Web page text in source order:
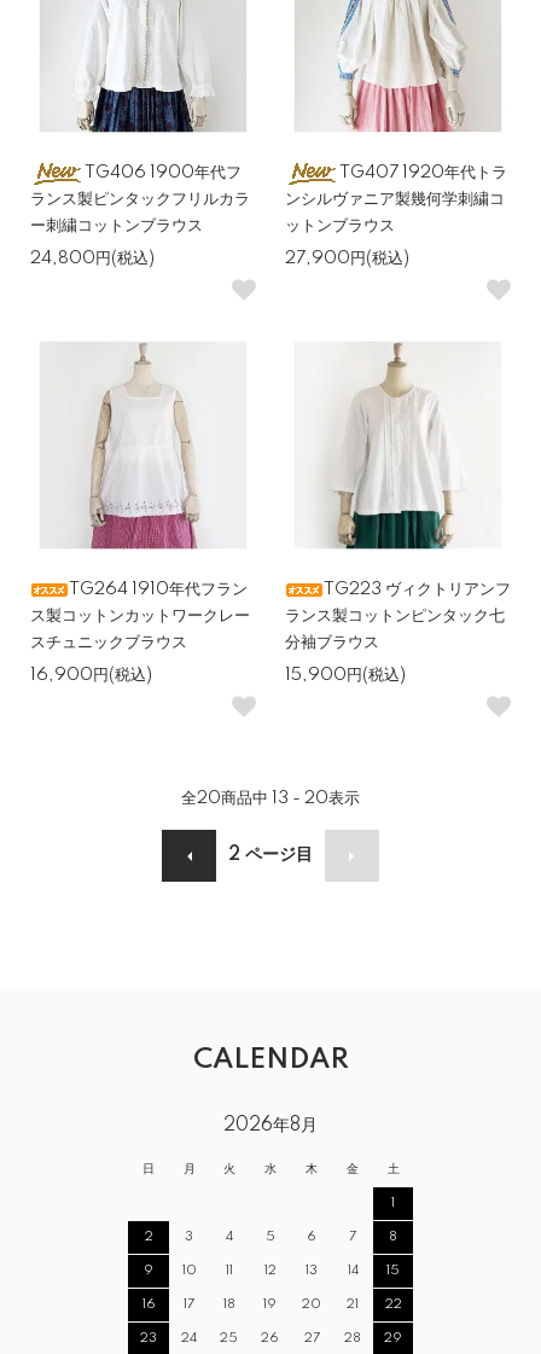
TG406 1900年代フ
ランス製ピンタックフリルカラ
ー刺繍コットンブラウス
24,800円(税込)
TG407 1920年代トラ
ンシルヴァニア製幾何学刺繍コ
ットンブラウス
27,900円(税込)
TG264 1910年代フラン
ス製コットンカットワークレー
スチュニックブラウス
16,900円(税込)
TG223 ヴィクトリアンフ
ランス製コットンピンタック七
分袖ブラウス
15,900円(税込)
全20商品中 13 - 20表示
2 ページ目
CALENDAR
2026年8月
日 月 火 水 木 金 土
1
2 3 4 5 6 7 8
9 10 11 12 13 14 15
16 17 18 19 20 21 22
23 24 25 26 27 28 29